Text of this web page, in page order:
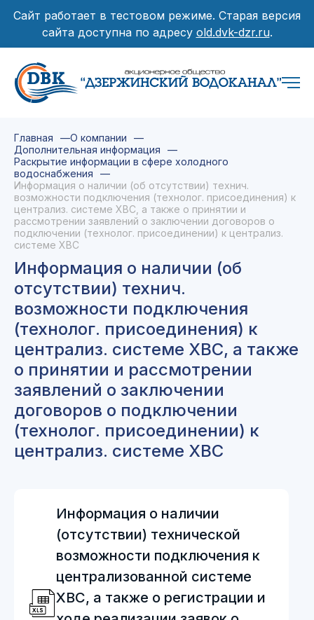
Сайт работает в тестовом режиме. Старая версия
сайта доступна по адресу old.dvk-dzr.ru.
Главная
О компании
Дополнительная информация
Раскрытие информации в сфере холодного
водоснабжения
Информация о наличии (об отсутствии) технич.
возможности подключения (технолог. присоединения) к
централиз. системе ХВС, а также о принятии и
рассмотрении заявлений о заключении договоров о
подключении (технолог. присоединении) к централиз.
системе ХВС
Информация о наличии (об
отсутствии) технич.
возможности подключения
(технолог. присоединения) к
централиз. системе ХВС, а также
о принятии и рассмотрении
заявлений о заключении
договоров о подключении
(технолог. присоединении) к
централиз. системе ХВС
Информация о наличии
(отсутствии) технической
возможности подключения к
централизованной системе
ХВС, а также о регистрации и